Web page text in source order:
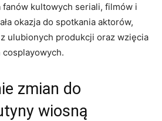
fanów kultowych seriali, ​filmów i
okazja do spotkania aktorów,
ulubionych produkcji oraz wzięcia‌
⁢cosplayowych.
zmian do
wiosną